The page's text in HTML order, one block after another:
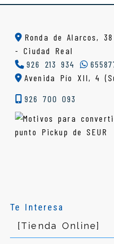
Ronda de Alarcos,
-Ciudad Real
926 213 934
Avenida Pío XII, 4
926 700 093
Te Interesa
[Tienda Online]